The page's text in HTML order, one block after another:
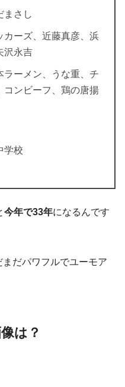
まさし
カーズ、近藤真彦、浜
沢永吉
ラーメン、うな重、チ
コンビーフ、鶏の唐揚
学校
今年で33年になるんです
だパワフルでユーモア
は？